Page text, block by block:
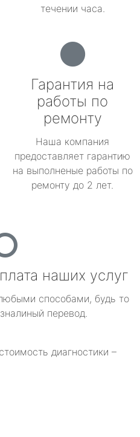
течении часа.
Гарантия на
работы по
ремонту
Наша компания
предоставляет гарантию
на выполненые работы по
ремонту до 2 лет.
наших услуг
способами, будь то
перевод.
диагностики –